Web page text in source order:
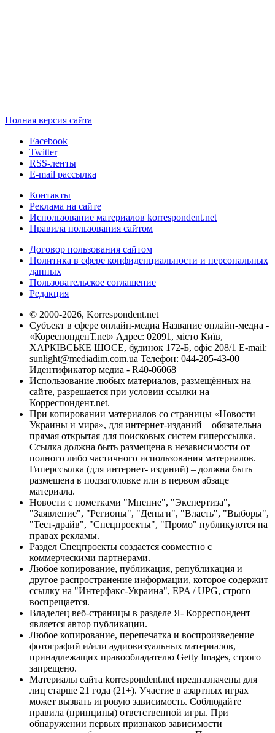
Полная версия сайта
Facebook
Twitter
RSS-ленты
E-mail рассылка
Контакты
Реклама на сайте
Использование материалов korrespondent.net
Правила пользования сайтом
Договор пользования сайтом
Политика в сфере конфиденциальности и персональных
данных
Пользовательское соглашение
Редакция
© 2000-2026, Korrespondent.net
Субъект в сфере онлайн-медиа Название онлайн-медиа -
«КореспонденТ.net» Адрес: 02091, місто Київ,
ХАРКІВСЬКЕ ШОСЕ, будинок 172-Б, офіс 208/1 E-mail:
sunlight@mediadim.com.ua Телефон: 044-205-43-00
Идентификатор медиа - R40-06068
Использование любых материалов, размещённых на
сайте, разрешается при условии ссылки на
Корреспондент.net.
При копировании материалов со страницы «Новости
Украины и мира», для интернет-изданий – обязательна
прямая открытая для поисковых систем гиперссылка.
Ссылка должна быть размещена в независимости от
полного либо частичного использования материалов.
Гиперссылка (для интернет- изданий) – должна быть
размещена в подзаголовке или в первом абзаце
материала.
Новости с пометками "Мнение", "Экспертиза",
"Заявление", "Регионы", "Деньги", "Власть", "Выборы",
"Тест-драйв", "Спецпроекты", "Промо" публикуются на
правах рекламы.
Раздел Спецпроекты создается совместно с
коммерческими партнерами.
Любое копирование, публикация, републикация и
другое распространение информации, которое содержит
ссылку на "Интерфакс-Украина", EPA / UPG, строго
воспрещается.
Владелец веб-страницы в разделе Я- Корреспондент
является автор публикации.
Любое копирование, перепечатка и воспроизведение
фотографий и/или аудиовизуальных материалов,
принадлежащих правообладателю Getty Images, строго
запрещено.
Материалы сайта korrespondent.net предназначены для
лиц старше 21 года (21+). Участие в азартных играх
может вызвать игровую зависимость. Соблюдайте
правила (принципы) ответственной игры. При
обнаружении первых признаков зависимости